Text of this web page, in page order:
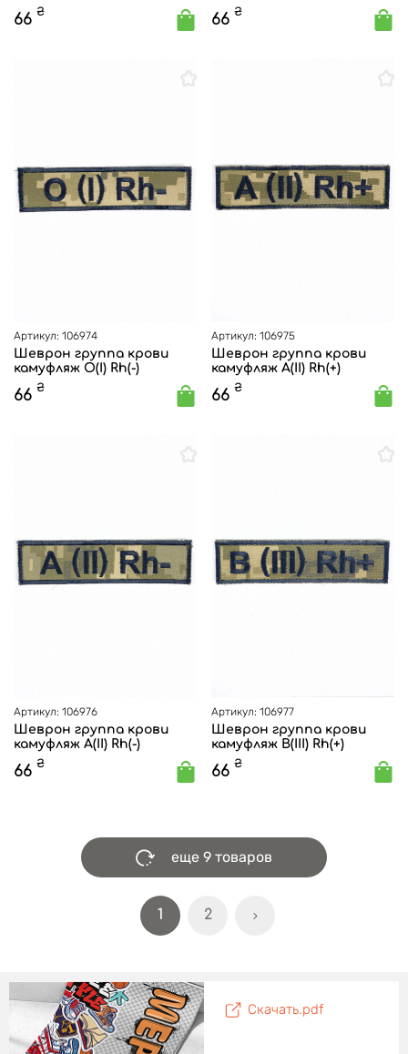
66 ₴ 66 ₴
Артикул: 106974
Шеврон группа крови
камуфляж O(I) Rh(-)
66 ₴
Артикул: 106975
Шеврон группа крови
камуфляж A(II) Rh(+)
66 ₴
Артикул: 106976
Шеврон группа крови
камуфляж A(II) Rh(-)
66 ₴
Артикул: 106977
Шеврон группа крови
камуфляж B(III) Rh(+)
66 ₴
еще 9 товаров
1 2
Скачать.pdf